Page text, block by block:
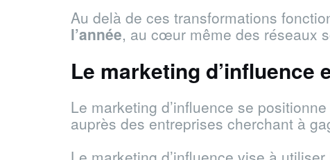
Au delà de ces transformations
l’année, au cœur même des réseaux
Le marketing d’influence
Le marketing d’influence se
auprès des entreprises cherchant à